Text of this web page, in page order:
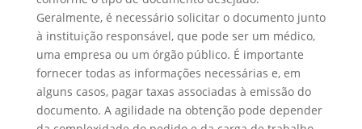
Geralmente, é necessário solicitar o documento junto
à instituição responsável, que pode ser um médico,
uma empresa ou um órgão público. É importante
fornecer todas as informações necessárias e, em
alguns casos, pagar taxas associadas à emissão do
documento. A agilidade na obtenção pode depender